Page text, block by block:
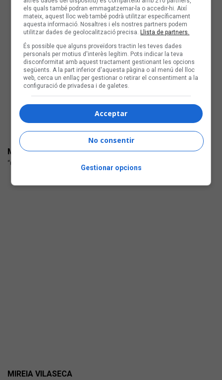
MAÜPAS + CLARA BOSCH
“Compta amb els dits” (Natural Glold Record) Cançó-folk
MIREIA VILASECA
els quals també podran emmagatzemar-la o accedir-hi. Així
mateix, aquest lloc web també podrà utilitzar específicament
aquesta informació. Nosaltres i els nostres partners podem
utilitzar dades de geolocalització precisa. Llista de partners.
És possible que alguns proveïdors tractin les teves dades
personals per motius d'interès legítim. Pots indicar la teva
disconformitat amb aquest tractament gestionant les opcions
següents. A la part inferior d'aquesta pàgina o al menú del lloc
web, cerca un enllaç per gestionar o retirar el consentiment a la
configuració de privadesa i de galetes.
Acceptar
No consentir
Gestionar opcions